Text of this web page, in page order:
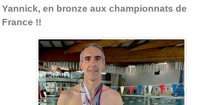
Yannick, en bronze aux championnats de
France !!